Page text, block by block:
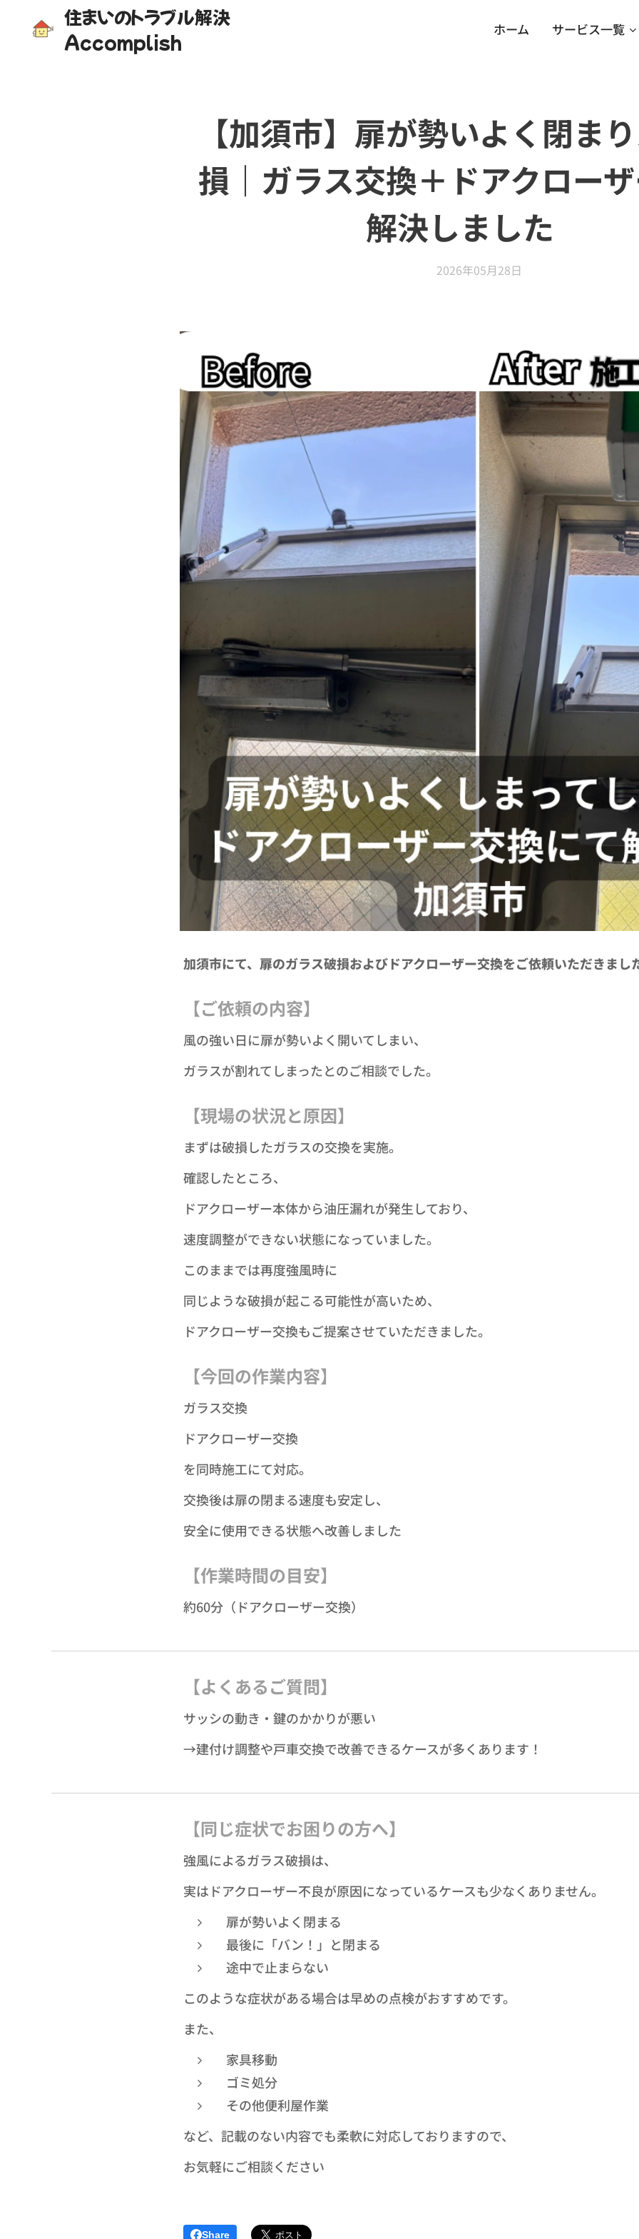
住まいのトラブル解決
Accomplish
ホーム サービス一覧
【加須市】扉が勢いよく閉ま
損｜ガラス交換＋ドアクロー
解決しました✨
2026年05月28日
加須市にて、扉のガラス破損およびドアクローザー交換をご依頼いただきまし
【ご依頼の内容】
風の強い日に扉が勢いよく開いてしまい、
ガラスが割れてしまったとのご相談でした。
【現場の状況と原因】
まずは破損したガラスの交換を実施。
確認したところ、
ドアクローザー本体から油圧漏れが発生しており、
速度調整ができない状態になっていました。
このままでは再度強風時に
同じような破損が起こる可能性が高いため、
ドアクローザー交換もご提案させていただきました。
【今回の作業内容】
ガラス交換
ドアクローザー交換
を同時施工にて対応。
交換後は扉の閉まる速度も安定し、
安全に使用できる状態へ改善しました✨
【作業時間の目安】
約60分（ドアクローザー交換）
【よくあるご質問】
サッシの動き・鍵のかかりが悪い
→建付け調整や戸車交換で改善できるケースが多くあります！
【同じ症状でお困りの方へ】
強風によるガラス破損は、
実はドアクローザー不良が原因になっているケースも少なくありません。
扉が勢いよく閉まる
最後に「バン！」と閉まる
途中で止まらない
このような症状がある場合は早めの点検がおすすめです。
また、
家具移動
ゴミ処分
その他便利屋作業
など、記載のない内容でも柔軟に対応しておりますので、
お気軽にご相談ください😊✨
Share